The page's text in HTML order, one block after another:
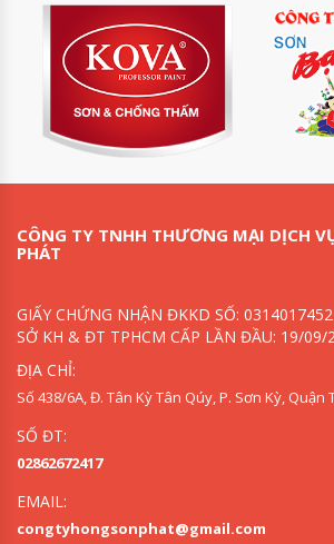
CÔNG TY TNHH THƯƠNG MẠI DỊCH
PHÁT
GIẤY CHỨNG NHẬN ĐKKD SỐ: 0314017452
SỞ KH & ĐT TPHCM CẤP LẦN ĐẦU: 19/09/
ĐỊA CHỈ:
Số 438/6A, Đ. Tân Kỳ Tân Qúy, P. Sơn Kỳ, Quận
SỐ ĐT:
02862672417
EMAIL:
congtyhongsonphat@gmail.com